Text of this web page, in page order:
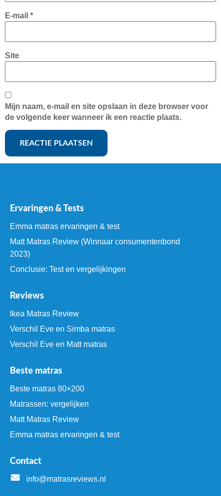
E-mail *
Site
Mijn naam, e-mail en site opslaan in deze browser voor
de volgende keer wanneer ik een reactie plaats.
Ervaringen & Tests
Emma matras ervaringen & test
Matt Matras Review (Winnaar consumentenbond
2023)
Conclusie: Test en vergelijkingen
Reviews
Ikea Matras Review
Verschil Eve en Simba matras
Verschil Eve en Matt matras
Beste matras
Beste matras 80×200
Matrassen: vergelijken
Matt Matras Review
Emma matras ervaringen & test
Contact
info@matrasreviews.nl